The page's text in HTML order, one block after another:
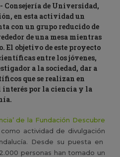
Consejería de Universidad,
en esta actividad un
con un grupo reducido de
de una mesa mientras
El objetivo de este proyecto
entre los jóvenes,
a la sociedad, dar a
que se realizan en
por la ciencia y la
de la Fundación Descubre
actividad de divulgación
Desde su puesta en
personas han tomado un